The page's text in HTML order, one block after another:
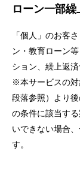
メリット
機能・サービス
ローン一部
「個人」のお客
ン・教育ローン
ション、繰上返
※本サービスの対
段落参照）より
の条件に該当す
いできない場合
す。